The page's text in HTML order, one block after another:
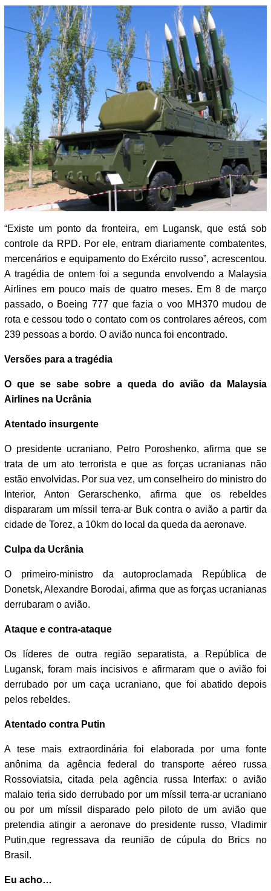
“Existe um ponto da fronteira, em Lugansk, que está sob
controle da RPD. Por ele, entram diariamente combatentes,
mercenários e equipamento do Exército russo”, acrescentou.
A tragédia de ontem foi a segunda envolvendo a Malaysia
Airlines em pouco mais de quatro meses. Em 8 de março
passado, o Boeing 777 que fazia o voo MH370 mudou de
rota e cessou todo o contato com os controlares aéreos, com
239 pessoas a bordo. O avião nunca foi encontrado.
Versões para a tragédia
O que se sabe sobre a queda do avião da Malaysia
Airlines na Ucrânia
Atentado insurgente
O presidente ucraniano, Petro Poroshenko, afirma que se
trata de um ato terrorista e que as forças ucranianas não
estão envolvidas. Por sua vez, um conselheiro do ministro do
Interior, Anton Gerarschenko, afirma que os rebeldes
dispararam um míssil terra-ar Buk contra o avião a partir da
cidade de Torez, a 10km do local da queda da aeronave.
Culpa da Ucrânia
O primeiro-ministro da autoproclamada República de
Donetsk, Alexandre Borodai, afirma que as forças ucranianas
derrubaram o avião.
Ataque e contra-ataque
Os líderes de outra região separatista, a República de
Lugansk, foram mais incisivos e afirmaram que o avião foi
derrubado por um caça ucraniano, que foi abatido depois
pelos rebeldes.
Atentado contra Putin
A tese mais extraordinária foi elaborada por uma fonte
anônima da agência federal do transporte aéreo russa
Rossoviatsia, citada pela agência russa Interfax: o avião
malaio teria sido derrubado por um míssil terra-ar ucraniano
ou por um míssil disparado pelo piloto de um avião que
pretendia atingir a aeronave do presidente russo, Vladimir
Putin,que regressava da reunião de cúpula do Brics no
Brasil.
Eu acho…